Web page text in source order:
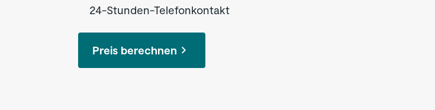
24-Stunden-Telefonkontakt
Preis berechnen